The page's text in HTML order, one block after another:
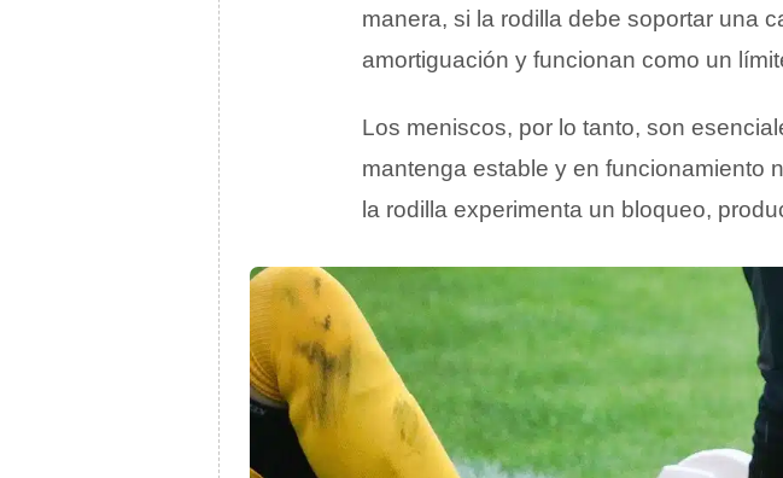
manera, si la rodilla debe soportar una
amortiguación y funcionan como un
Los meniscos, por lo tanto, son
mantenga estable y en funcionamiento
la rodilla experimenta un bloqueo,